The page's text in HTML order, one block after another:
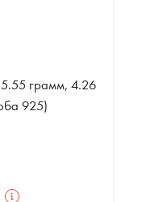
грамм, 4.26
925)